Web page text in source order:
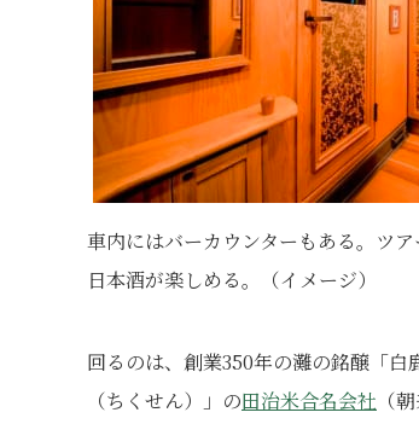
車内にはバーカウンターもある。ツ
日本酒が楽しめる。（イメージ）
回るのは、創業350年の灘の銘醸「白
（ちくせん）」の田治米合名会社 （